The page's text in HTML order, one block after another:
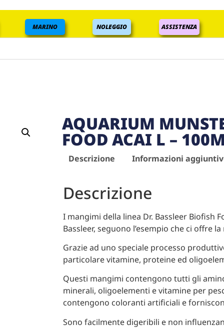
MARINO NOLEGGIO ASSISTENZA
AQUARIUM
FOOD ACAI L –
Descrizione Informazioni
Descrizione
I mangimi della linea Dr. Bassleer Biofish
Bassleer, seguono l’esempio che ci offre
Grazie ad uno speciale processo
particolare vitamine, proteine ed
Questi mangimi contengono tutti gli
minerali, oligoelementi e vitamine per
contengono coloranti artificiali e
Sono facilmente digeribili e non